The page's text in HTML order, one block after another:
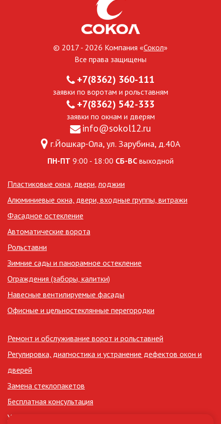
© 2017 - 2026 Компания «Сокол»
Все права защищены
+7(8362) 360-111
заявки по воротам и рольставням
+7(8362) 542-333
заявки по окнам и дверям
info@sokol12.ru
г.Йошкар-Ола, ул. Зарубина, д.40А
ПН-ПТ 9:00 - 18:00 СБ-ВС выходной
Пластиковые окна двери лоджии
Алюминиевые окна, двери, входные группы, витражи
Фасадное остекление
Автоматические ворота
Рольставни
Зимние сады и панорамное остекление
Ограждения (заборы, калитки)
Навесные вентилируемые фасады
Офисные и цельностеклянные перегородки
Ремонт и обслуживание ворот и рольставней
Регулировка, диагностика и устранение дефектов окон и
дверей
Замена стеклопакетов
Бесплатная консультация
Утепление лоджий